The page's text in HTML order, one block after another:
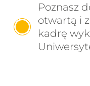
Poznasz
otwartą i
kadrę